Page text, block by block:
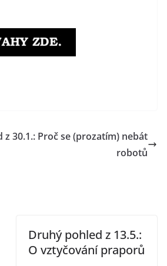
z 30.1.: Proč se (prozatím) nebát
robotů
Druhý pohled z 13.5.:
O vztyčování praporů